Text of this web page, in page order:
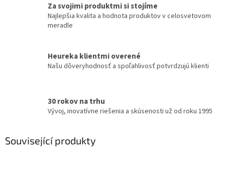
Za svojimi produktmi si stojíme
Najlepšia kvalita a hodnota produktov v celosvetovom
meradle
Heureka klientmi overené
Našu dôveryhodnosť a spoľahlivosť potvrdzujú klienti
30 rokov na trhu
Vývoj, inovatívne riešenia a skúsenosti už od roku 1995
Související produkty